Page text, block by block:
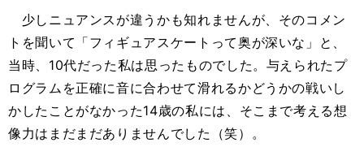
少しニュアンスが違うかも知れませんが、そのコメン
トを聞いて「フィギュアスケートって奥が深いな」と、
当時、10代だった私は思ったものでした。与えられたプ
ログラムを正確に音に合わせて滑れるかどうかの戦いし
かしたことがなかった14歳の私には、そこまで考える想
像力はまだまだありませんでした（笑）。